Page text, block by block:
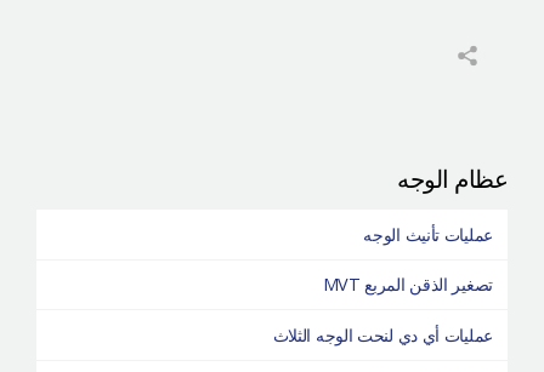
عظام الوجه
عمليات تأنيث الوجه
تصغير الذقن المربع MVT
عمليات أي دي لنحت الوجه الثلاث